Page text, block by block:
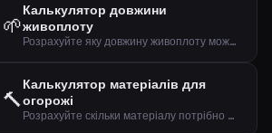
🌱
Калькулятор довжини
живоплоту
Розрахуйте яку довжину живоплоту можна зробити з певною кількістю рослин та відстанню
🔨
Калькулятор матеріалів для
огорожі
Розрахуйте скільки матеріалу потрібно для огорожі на основі довжини та висоти